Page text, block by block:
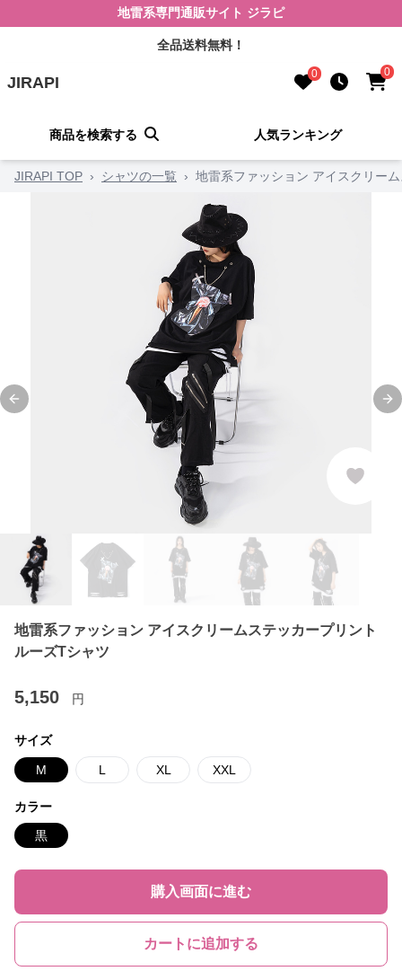
地雷系専門通販サイト ジラピ
全品送料無料！
JIRAPI 0 0
商品を検索する 人気ランキング
JIRAPI TOP › シャツの一覧 › 地雷系ファッション アイスクリー
Previous slide
地雷系ファッション アイスクリームステッカープリント
ルーズTシャツ
5,150 円
サイズ
M L XL XXL
カラー
黒
購入画面に進む
カートに追加する